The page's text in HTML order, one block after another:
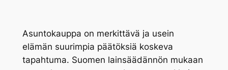
Asuntokauppa on merkittävä ja usein
elämän suurimpia päätöksiä koskeva
tapahtuma. Suomen lainsäädännön mukaan